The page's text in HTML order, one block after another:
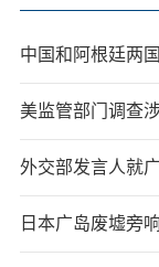
中国和阿根廷两
美监管部门调查
外交部发言人就
日本广岛废墟旁